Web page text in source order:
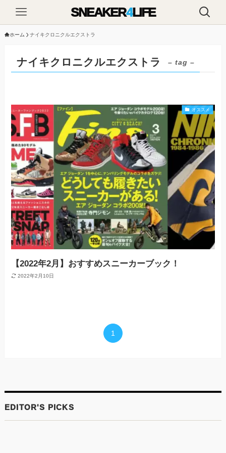
SNEAKER4LIFE
ホーム ナイキクロニクルエクストラ
ナイキクロニクルエクストラ – tag –
オススメ
【2022年2月】おすすめスニーカーブック！
2022年2月10日
1